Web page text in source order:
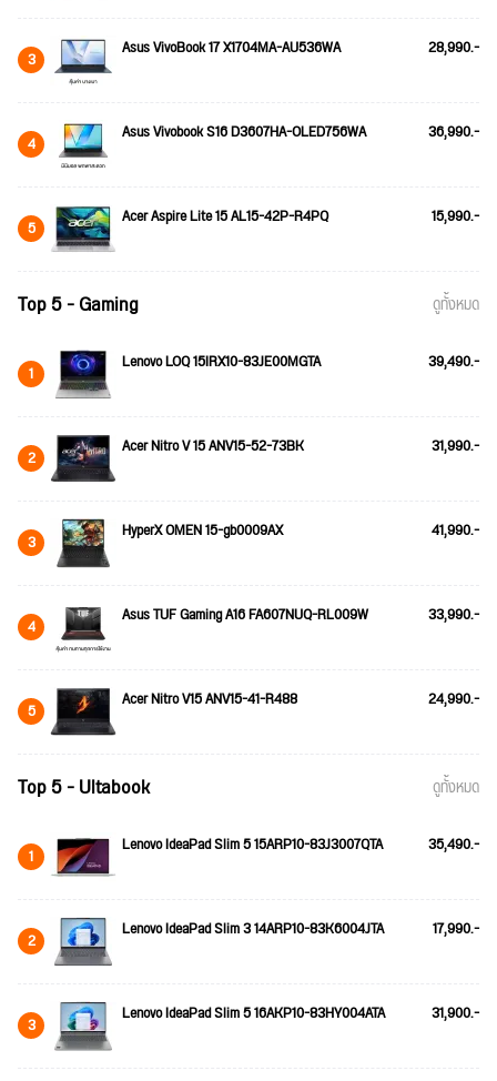
3 Asus VivoBook 17 X1704MA-AU536WA 28,990.-
4 Asus Vivobook S16 D3607HA-OLED756WA 36,990.-
5 Acer Aspire Lite 15 AL15-42P-R4PQ 15,990.-
Top 5 - Gaming ดูทั้งหมด
1 Lenovo LOQ 15IRX10-83JE00MGTA 39,490.-
2 Acer Nitro V 15 ANV15-52-73BK 31,990.-
3 HyperX OMEN 15-gb0009AX 41,990.-
4 Asus TUF Gaming A16 FA607NUQ-RL009W 33,990.-
5 Acer Nitro V15 ANV15-41-R488 24,990.-
Top 5 - Ultabook ดูทั้งหมด
1 Lenovo IdeaPad Slim 5 15ARP10-83J3007QTA 35,490.-
2 Lenovo IdeaPad Slim 3 14ARP10-83K6004JTA 17,990.-
3 Lenovo IdeaPad Slim 5 16AKP10-83HY004ATA 31,900.-